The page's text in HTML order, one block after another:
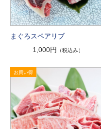
まぐろスペアリブ
1,000円
（税込み）